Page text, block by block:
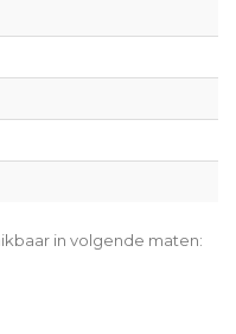
in volgende maten: